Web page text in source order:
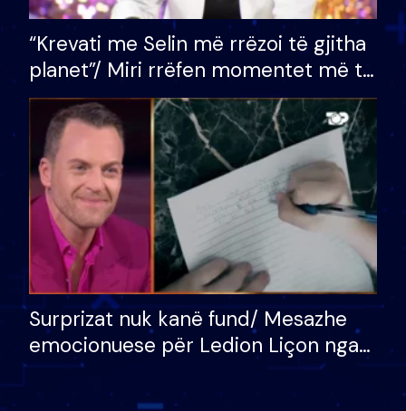
“Krevati me Selin më rrëzoi të gjitha
planet”/ Miri rrëfen momentet më të
bukura në shtëpinë e BB VIP: Do më
mungojë zilja e mëngjesit kur…
Surprizat nuk kanë fund/ Mesazhe
emocionuese për Ledion Liçon nga
nëna dhe fëmijët e tij, moderatori
nuk i mban dot lotët: Nuk meritoj…